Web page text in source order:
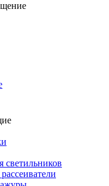
светильников